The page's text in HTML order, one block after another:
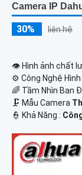
Camera IP
30% liên hệ
👁 Hình ảnh chất
⚙ Công Nghệ Hình
🌈 Tầm Nhìn Ban
🗜️ Mẫu Camera
️👮 Khả Năng :